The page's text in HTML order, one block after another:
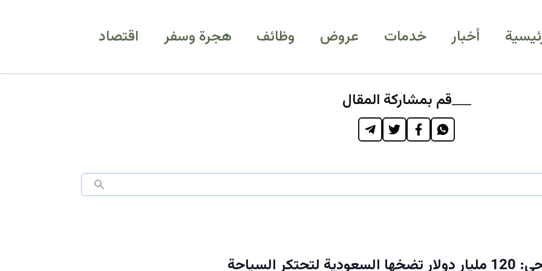
أخبار خدمات عروض وظائف هجرة وسفر اقتصاد
قم بمشاركة المقال
انفجار سياحي: 120 مليار دولار تضخها السعودية لتحتكر السياحة